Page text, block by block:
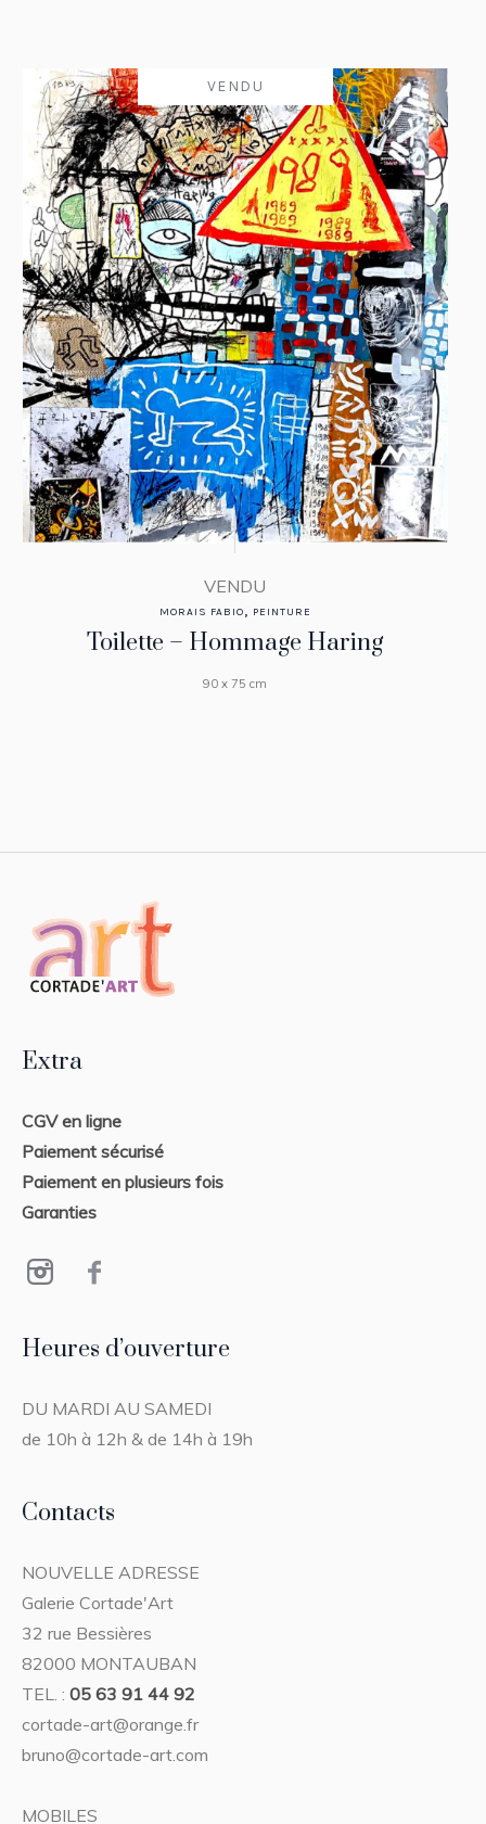
VENDU
VENDU
MORAIS FABIO, PEINTURE
Toilette – Hommage Haring
90 x 75 cm
Extra
CGV en ligne
Paiement sécurisé
Paiement en plusieurs fois
Garanties
Heures d’ouverture
DU MARDI AU SAMEDI
de 10h à 12h & de 14h à 19h
Contacts
NOUVELLE ADRESSE
Galerie Cortade'Art
32 rue Bessières
82000 MONTAUBAN
TEL. :05 63 91 44 92
cortade-art@orange.fr
bruno@cortade-art.com
MOBILES